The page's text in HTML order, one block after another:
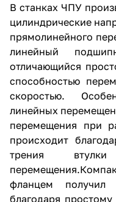
В станках ЧПУ
цилиндрические
прямолинейного
линейный
отличающийся
способностью
скоростью.
линейных
перемещения при
происходит
трения
фланцем получил
благодаря